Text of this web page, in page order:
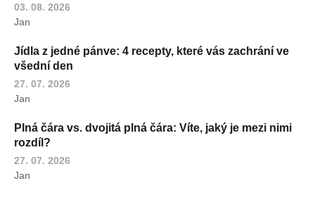
03. 08. 2026
Jan
Jídla z jedné pánve: 4 recepty, které vás zachrání ve
všední den
27. 07. 2026
Jan
Plná čára vs. dvojitá plná čára: Víte, jaký je mezi nimi
rozdíl?
27. 07. 2026
Jan